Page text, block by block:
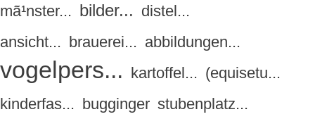
mã¹nster... bilder... distel...
ansicht... brauerei... abbildungen...
vogelpers... kartoffel... (equisetu...
kinderfas... bugginger stubenplatz...